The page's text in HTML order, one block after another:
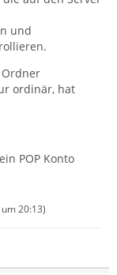
und
ordinär, hat
POP Konto
20:13)